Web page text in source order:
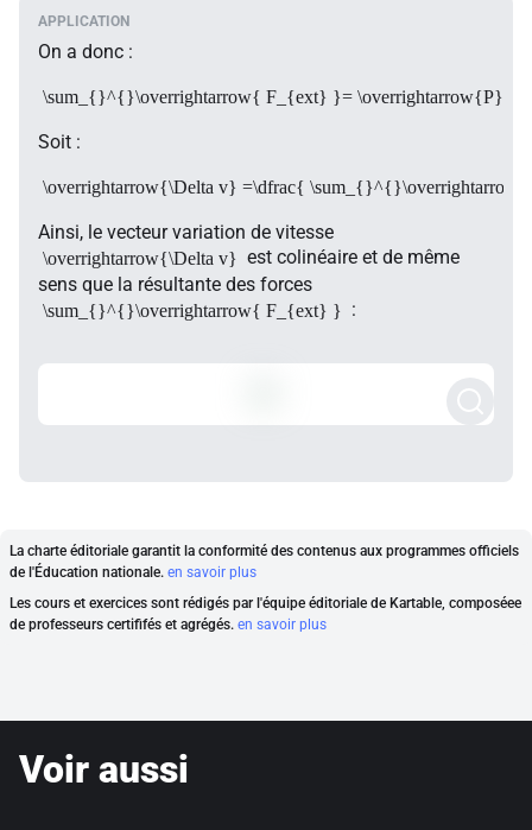
On a donc :
\sum_{}^{}\overrightarrow{ F_{ext} }= \overrightarrow{P} +
Soit :
\overrightarrow{\Delta v} =\dfrac{
Ainsi, le vecteur variation de vitesse
\overrightarrow{\Delta v} est colinéaire et de même
sens que la résultante des forces
\sum_{}^{}\overrightarrow{ F_{ext} } :
La charte éditoriale garantit la conformité des contenus aux programmes officiels
de l'Éducation nationale. en savoir plus
Les cours et exercices sont rédigés par l'équipe éditoriale de Kartable, composéee
de professeurs certififés et agrégés. en savoir plus
Voir aussi